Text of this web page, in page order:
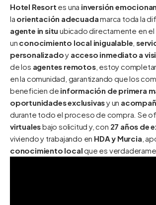
Hotel Resort es una inversión
la orientación adecuadamarca toda la
agente in situ ubicado directamente en
un conocimiento local inigualable ,
personalizadoy acceso inmediato a
de los agentes remotos, estoy
en la comunidad, garantizando que los
beneficien de información de primera
oportunidades exclusivasy un
durante todo el proceso de compra. Se
virtualesbajo solicitud y, con 27 años de
viviendo y trabajando en HDA y Murcia ,
conocimiento localque es